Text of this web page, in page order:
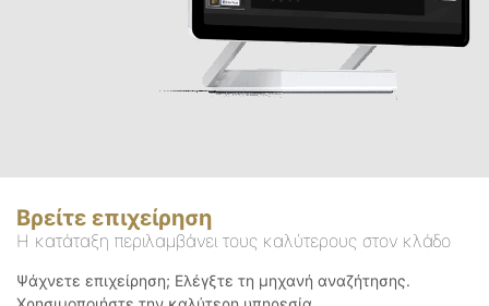
Βρείτε επιχείρηση
Η κατάταξη περιλαμβάνει τους καλύτερους στον κλάδο
Ψάχνετε επιχείρηση; Ελέγξτε τη μηχανή αναζήτησης.